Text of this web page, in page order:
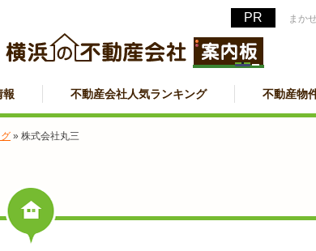
まか
報 不動産会社人気ランキング 不動産物
» 株式会社丸三